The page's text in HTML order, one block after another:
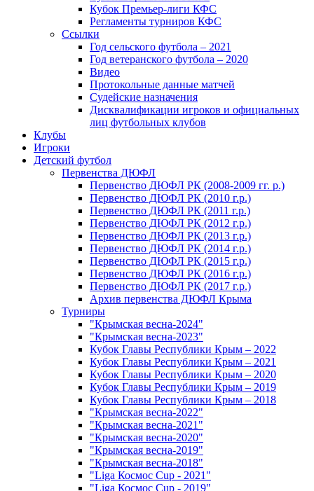
Кубок Премьер-лиги КФС
Регламенты турниров КФС
Ссылки
Год сельского футбола – 2021
Год ветеранского футбола – 2020
Видео
Протокольные данные матчей
Судейские назначения
Дисквалификации игроков и официальных
лиц футбольных клубов
Клубы
Игроки
Детский футбол
Первенства ДЮФЛ
Первенство ДЮФЛ РК (2008-2009 гг. р.)
Первенство ДЮФЛ РК (2010 г.р.)
Первенство ДЮФЛ РК (2011 г.р.)
Первенство ДЮФЛ РК (2012 г.р.)
Первенство ДЮФЛ РК (2013 г.р.)
Первенство ДЮФЛ РК (2014 г.р.)
Первенство ДЮФЛ РК (2015 г.р.)
Первенство ДЮФЛ РК (2016 г.р.)
Первенство ДЮФЛ РК (2017 г.р.)
Архив первенства ДЮФЛ Крыма
Турниры
"Крымская весна-2024"
"Крымская весна-2023"
Кубок Главы Республики Крым – 2022
Кубок Главы Республики Крым – 2021
Кубок Главы Республики Крым – 2020
Кубок Главы Республики Крым – 2019
Кубок Главы Республики Крым – 2018
"Крымская весна-2022"
"Крымская весна-2021"
"Крымская весна-2020"
"Крымская весна-2019"
"Крымская весна-2018"
"Liga Космос Cup - 2021"
"Liga Космос Cup - 2019"